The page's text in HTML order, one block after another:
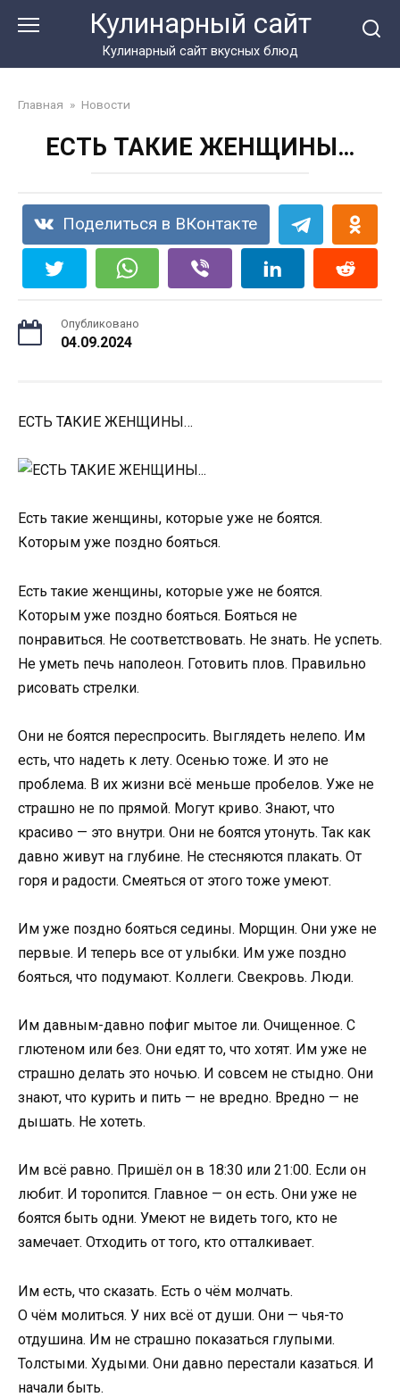
Кулинарный сайт
Кулинарный сайт вкусных блюд
Главная » Новости
ЕСТЬ ТАКИЕ ЖЕНЩИНЫ…
Поделиться в ВКонтакте
Опубликовано
04.09.2024
ЕСТЬ ТАКИЕ ЖЕНЩИНЫ…
Есть такие женщины, которые уже не боятся.
Которым уже поздно бояться.
Есть такие женщины, которые уже не боятся.
Которым уже поздно бояться. Бояться не
понравиться. Не соответствовать. Не знать. Не успеть.
Не уметь печь наполеон. Готовить плов. Правильно
рисовать стрелки.
Они не боятся переспросить. Выглядеть нелепо. Им
есть, что надеть к лету. Осенью тоже. И это не
проблема. В их жизни всё меньше пробелов. Уже не
страшно не по прямой. Могут криво. Знают, что
красиво — это внутри. Они не боятся утонуть. Так как
давно живут на глубине. Не стесняются плакать. От
горя и радости. Смеяться от этого тоже умеют.
Им уже поздно бояться седины. Морщин. Они уже не
первые. И теперь все от улыбки. Им уже поздно
бояться, что подумают. Коллеги. Свекровь. Люди.
Им давным-давно пофиг мытое ли. Очищенное. С
глютеном или без. Они едят то, что хотят. Им уже не
страшно делать это ночью. И совсем не стыдно. Они
знают, что курить и пить — не вредно. Вредно — не
дышать. Не хотеть.
Им всё равно. Пришёл он в 18:30 или 21:00. Если он
любит. И торопится. Главное — он есть. Они уже не
боятся быть одни. Умеют не видеть того, кто не
замечает. Отходить от того, кто отталкивает.
Им есть, что сказать. Есть о чём молчать.
О чём молиться. У них всё от души. Они — чья-то
отдушина. Им не страшно показаться глупыми.
Толстыми. Худыми. Они давно перестали казаться. И
начали быть.